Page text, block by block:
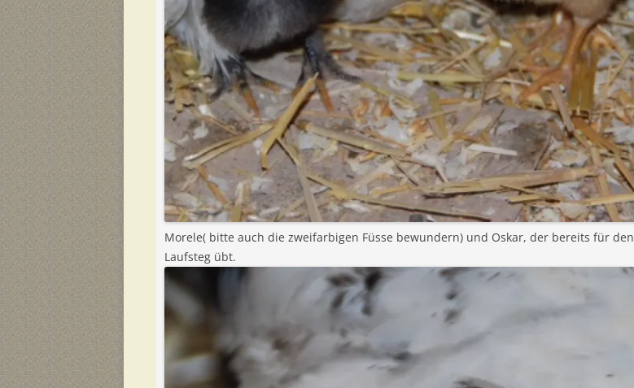
Morele( bitte auch die zweifarbigen Füsse bewundern) und Oskar, der bereits für den
Laufsteg übt.